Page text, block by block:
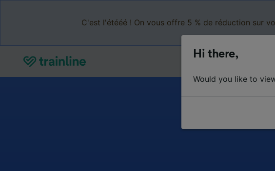
C'est l'étééé ! On vous offre 5 % de réduction sur
Hi there,
Would you like to